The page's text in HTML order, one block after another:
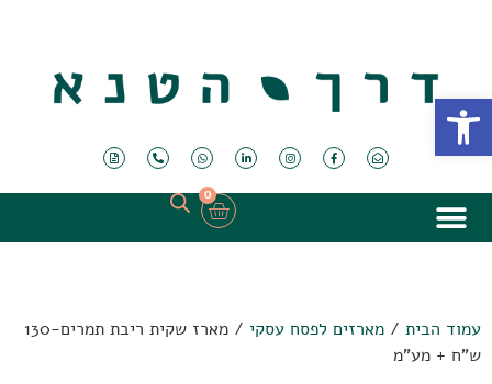
פתח סרגל נגישות
0
עמוד הבית / מארזים לפסח עסקי
/ מארז שקית ריבת תמרים-130
ש"ח + מע"מ